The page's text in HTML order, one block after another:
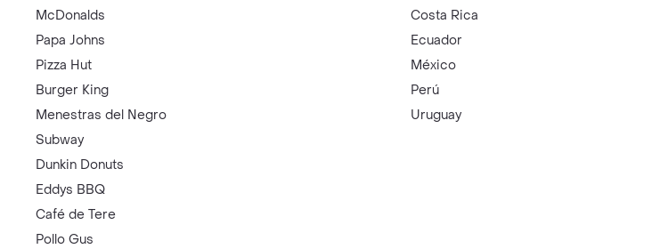
McDonalds
Papa Johns
Pizza Hut
Burger King
Menestras del Negro
Subway
Dunkin Donuts
Eddys BBQ
Café de Tere
Pollo Gus
Costa Rica
Ecuador
México
Perú
Uruguay